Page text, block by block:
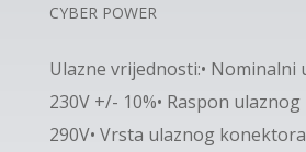
CYBER POWER
Ulazne vrijednosti:• Nominalni
230V +/- 10%• Raspon
290V• Vrsta ulaznog